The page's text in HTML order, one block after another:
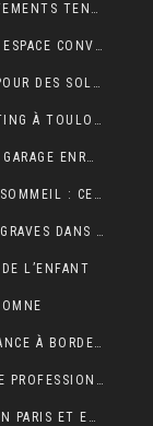
TROUVER UN MEILLEUR FOURNISSEUR DE VÊTEMENTS TENDANCES POUR VOTRE BOUTIQUE
CUISINE OUVERTE : COMMENT AMÉNAGER UN ESPACE CONVIVIAL ET FONCTIONNEL ?
LIVRAISON ÉCOLOGIQUE : COMMENT OPTER POUR DES SOLUTIONS DE LIVRAISON DURABLES POUR VOS ACHATS EN LIGNE
CHOISIR UNE MEILLEURE AGENCE WEBMARKETING À TOULOUSE : 4 CRITÈRES À CONSIDÉRER
PERFORMANCE ÉNERGÉTIQUE DES PORTES DE GARAGE ENROULABLES : ALUMINIUM, PVC OU ACIER ?
L’IMPACT DE L’OREILLER SUR LA QUALITÉ DU SOMMEIL : CE QUE VOUS DEVEZ SAVOIR POUR OPTIMISER VOTRE REPOS
TEMPÊTE BORIS : LES CONSÉQUENCES SONT GRAVES DANS CERTAINS PAYS EUROPÉENS
L’ENFANT
COMMENT TROUVER UN PLOMBIER DE CONFIANCE À BORDEAUX ?
FEMME ET QUOTIDIEN : ÉQUILIBRE ENTRE VIE PROFESSIONNELLE ET PERSONNELLE
GUIDE PRATIQUE POUR DEVENIR UN EXPERT EN PARIS ET EN JEUX